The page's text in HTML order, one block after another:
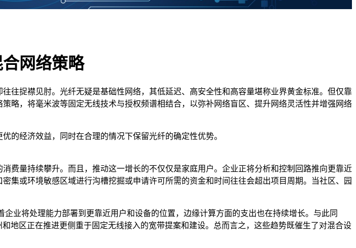
网络策略
往捉襟见肘。光纤无疑是基础性网络，其低延迟、高安全性和高容量堪称业界黄金标准。但仅靠
略，将毫米波等固定无线技术与授权频谱相结合，以弥补网络盲区、提升网络灵活性并增强网络
的经济效益，同时在合理的情况下保留光纤的确定性优势。
费量持续攀升。而且，推动这一增长的不仅仅是家庭用户。企业正将分析和控制回路推向更靠近
集或环境敏感区域进行沟槽挖掘或申请许可所需的资金和时间往往会超出项目周期。当社区、园
业将处理能力部署到更靠近用户和设备的位置，边缘计算方面的支出也在持续增长。与此同
地区正在推进更侧重于固定无线接入的宽带提案和建设。总而言之，这些趋势既催生了对混合设